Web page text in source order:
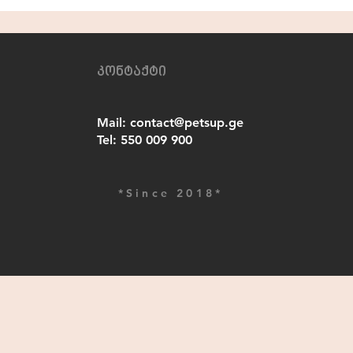
Mail: contact@petsup.ge
Tel: 550 009 900
კონტაქტი
*Since 2018*